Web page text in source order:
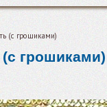
(c грошиками)
грошиками)